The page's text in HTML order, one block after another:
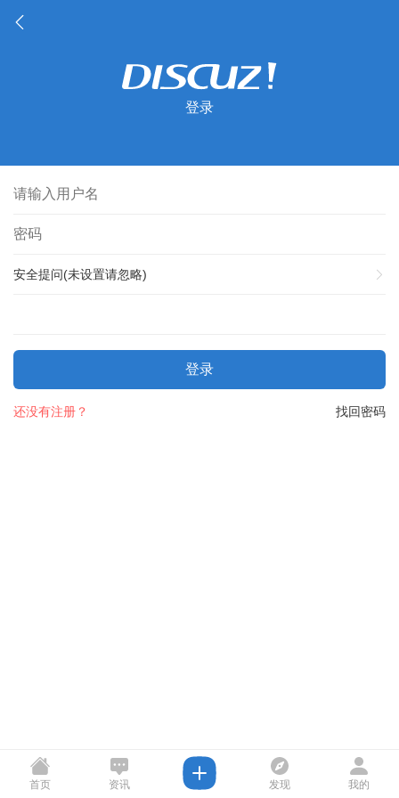
登录
安全提问(未设置请忽略)
登录
找回密码
还没有注册？
首页 资讯 发现 我的